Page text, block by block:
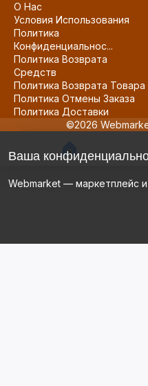
О Нас
Условия Использования
Политика
Конфиденциальнос...
Политика Возврата
Средств
Политика Возврата Товара
Политика Отмены Заказа
Политика Доставки
©2026
Ваша
Webmarket — маркетплейс